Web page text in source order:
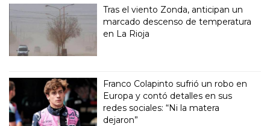
Tras el viento Zonda, anticipan un
marcado descenso de temperatura
en La Rioja
Franco Colapinto sufrió un robo en
Europa y contó detalles en sus
redes sociales: “Ni la matera
dejaron”